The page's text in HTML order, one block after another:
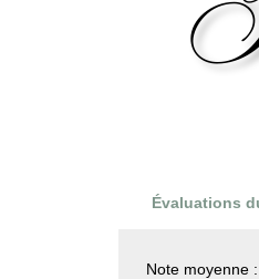
Évaluations
Note moyenne :